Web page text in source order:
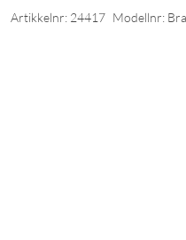
Artikkelnr: 24417 Modellnr: